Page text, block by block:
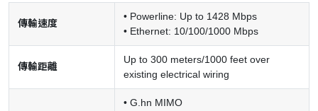
傳輸速度
• Powerline: Up to 1428 Mbps
• Ethernet: 10/100/1000 Mbps
傳輸距離
Up to 300 meters/1000 feet over
existing electrical wiring
• G.hn MIMO